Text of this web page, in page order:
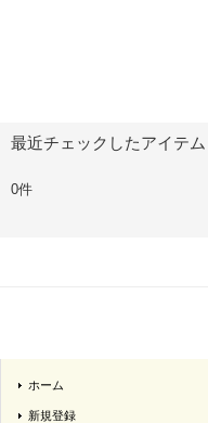
最近チェックしたアイテム
0件
ホーム
新規登録